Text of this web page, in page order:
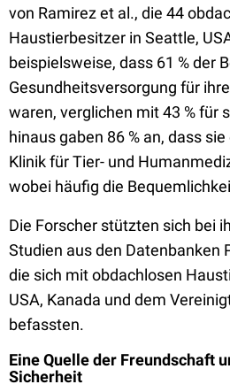
von Ramirez et al., die 44
Haustierbesitzer in Seattle,
beispielsweise, dass 61 % der
Gesundheitsversorgung für
waren, verglichen mit 43 % für
hinaus gaben 86 % an, dass
Klinik für Tier- und
wobei häufig die
Die Forscher stützten sich bei
Studien aus den Datenbanken
die sich mit obdachlosen
USA, Kanada und dem
befassten.
Eine Quelle der Freundschaft
Sicherheit